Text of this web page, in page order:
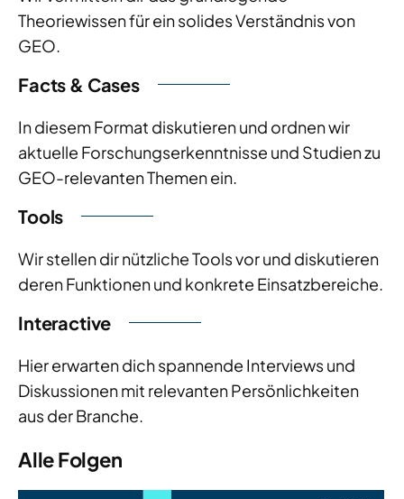
Theoriewissen für ein solides Verständnis von
GEO.
Facts & Cases
In diesem Format diskutieren und ordnen wir
aktuelle Forschungserkenntnisse und Studien zu
GEO-relevanten Themen ein.
Tools
Wir stellen dir nützliche Tools vor und diskutieren
deren Funktionen und konkrete Einsatzbereiche.
Interactive
Hier erwarten dich spannende Interviews und
Diskussionen mit relevanten Persönlichkeiten
aus der Branche.
Alle Folgen